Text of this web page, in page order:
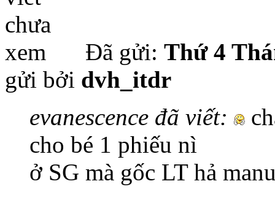
Đã gửi: Thứ 4
gửi bởi dvh_itdr
evanescence đã viết:
cho bé 1 phiếu nì
ở SG mà gốc LT hả